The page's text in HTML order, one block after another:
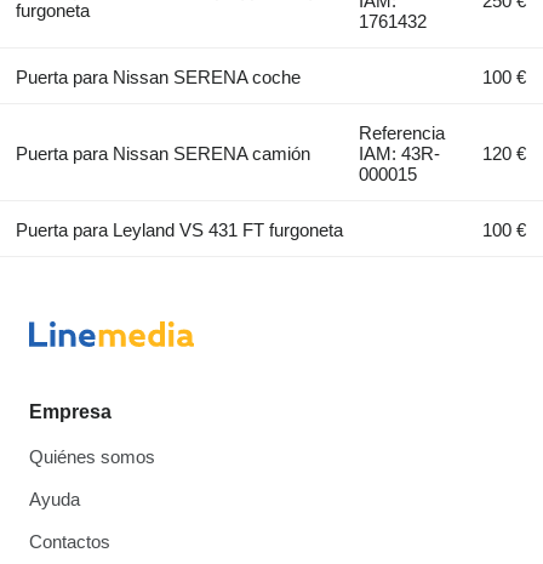
furgoneta
1761432
Puerta para Nissan SERENA coche 100 €
Puerta para Nissan SERENA camión
Referencia
IAM: 43R-
000015
120 €
Puerta para Leyland VS 431 FT furgoneta 100 €
Empresa
Quiénes somos
Ayuda
Contactos